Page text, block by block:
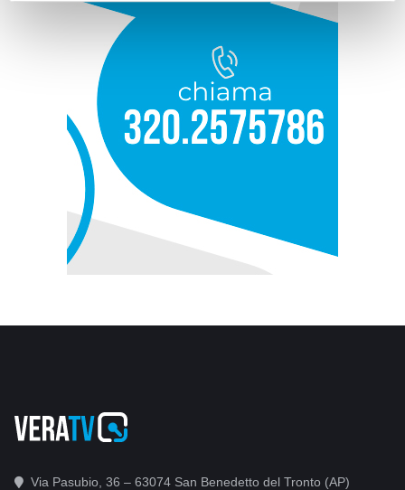
Via Pasubio, 36 – 63074 San Benedetto del Tronto (AP)